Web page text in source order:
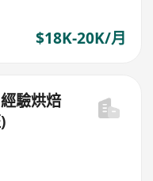
$18K-20K/月
驗烘焙